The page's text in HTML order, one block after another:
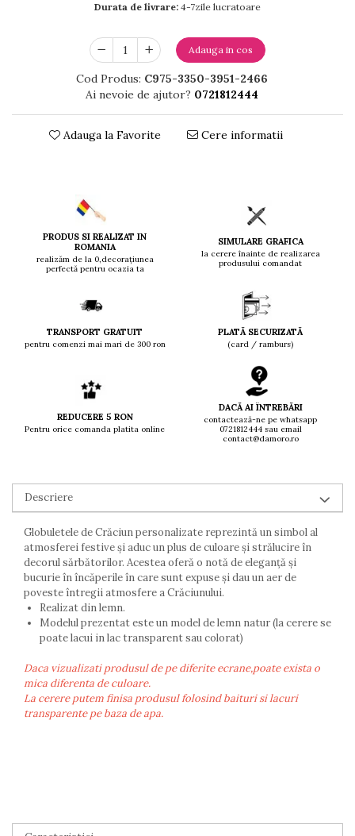
Durata de livrare: 4-7zile lucratoare
Adauga in cos
Cod Produs: C975-3350-3951-2466
Ai nevoie de ajutor? 0721812444
Adauga la Favorite Cere informatii
PRODUS SI REALIZAT IN
ROMANIA
realizăm de la 0,decorațiunea
perfectă pentru ocazia ta
SIMULARE GRAFICA
la cerere înainte de realizarea
produsului comandat
TRANSPORT GRATUIT
pentru comenzi mai mari de 300 ron
PLATĂ SECURIZATĂ
(card / ramburs)
REDUCERE 5 RON
Pentru orice comanda platita online
DACĂ AI ÎNTREBĂRI
contactează-ne pe whatsapp
0721812444 sau email
contact@damoro.ro
Descriere
Globuletele de Crăciun personalizate reprezintă un simbol al
atmosferei festive și aduc un plus de culoare și strălucire în
decorul sărbătorilor. Acestea oferă o notă de eleganță și
bucurie în încăperile în care sunt expuse și dau un aer de
poveste întregii atmosfere a Crăciunului.
Realizat din lemn.
Modelul prezentat este un model de lemn natur (la cerere se
poate lacui in lac transparent sau colorat)
Daca vizualizati produsul de pe diferite ecrane,poate exista o
mica diferenta de culoare.
La cerere putem finisa produsul folosind baituri si lacuri
transparente pe baza de apa.